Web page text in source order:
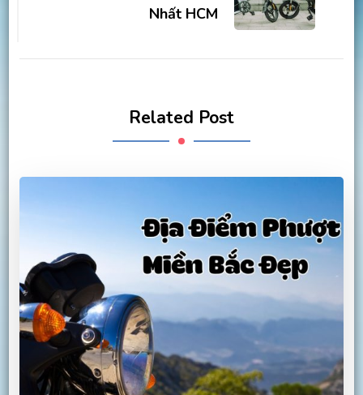
Nhất HCM
Related Post